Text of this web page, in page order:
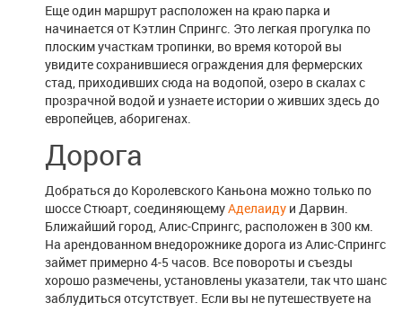
Еще один маршрут расположен на краю парка и
начинается от Кэтлин Спрингс. Это легкая прогулка по
плоским участкам тропинки, во время которой вы
увидите сохранившиеся ограждения для фермерских
стад, приходивших сюда на водопой, озеро в скалах с
прозрачной водой и узнаете истории о живших здесь до
европейцев, аборигенах.
Дорога
Добраться до Королевского Каньона можно только по
шоссе Стюарт, соединяющемуАделаиду и Дарвин.
Ближайший город, Алис-Спрингс, расположен в 300 км.
На арендованном внедорожнике дорога из Алис-Спрингс
займет примерно 4-5 часов. Все повороты и съезды
хорошо размечены, установлены указатели, так что шанс
заблудиться отсутствует. Если вы не путешествуете на